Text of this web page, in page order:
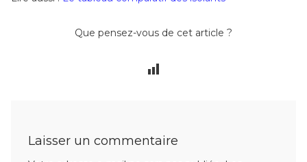
Que pensez-vous de cet article ?
Laisser un commentaire